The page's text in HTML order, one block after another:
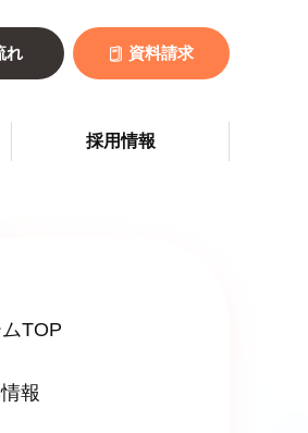
れ 資料請求
採用情報
TOP
報